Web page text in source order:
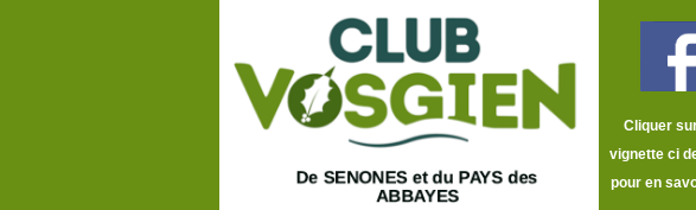
Cliquer
vignette ci
pour en